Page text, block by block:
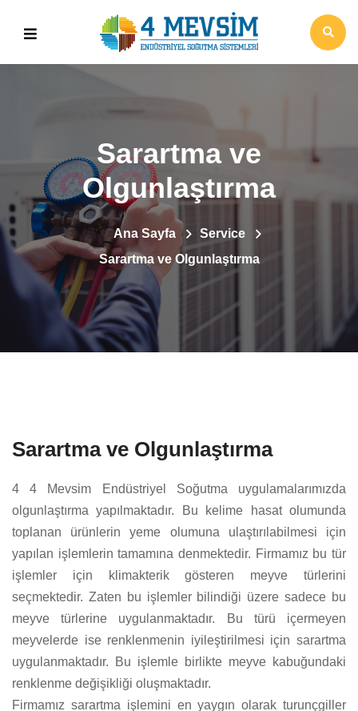
Sarartma ve
Olgunlaştırma
Ana Sayfa
Service
Sarartma ve Olgunlaştırma
Sarartma ve Olgunlaştırma
4 4 Mevsim Endüstriyel Soğutma uygulamalarımızda
olgunlaştırma yapılmaktadır. Bu kelime hasat olumunda
toplanan ürünlerin yeme olumuna ulaştırılabilmesi için
yapılan işlemlerin tamamına denmektedir. Firmamız bu tür
işlemler için klimakterik gösteren meyve türlerini
seçmektedir. Zaten bu işlemler bilindiği üzere sadece bu
meyve türlerine uygulanmaktadır. Bu türü içermeyen
meyvelerde ise renklenmenin iyileştirilmesi için sarartma
uygulanmaktadır. Bu işlemle birlikte meyve kabuğundaki
renklenme değişikliği oluşmaktadır.
Firmamız sarartma işlemini en yaygın olarak turunçgiller